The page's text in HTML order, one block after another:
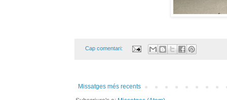
Cap comentari:
Missatges més recents